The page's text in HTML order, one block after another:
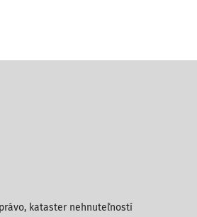
kataster nehnuteľností